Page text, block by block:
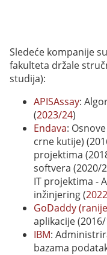
Sledeće kompanije
fakulteta držale
studija):
APISAssay:
(2023/24)
Endava:
crne kutije)
projektima
softvera (2020/
IT projektima -
inžinjering (
GoDaddy
aplikacije
IBM:
bazama